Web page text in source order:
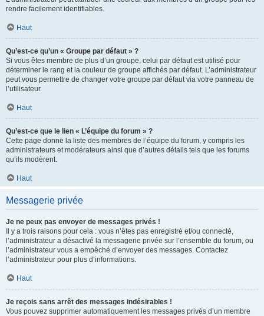
rendre facilement identifiables.
Haut
Qu’est-ce qu’un « Groupe par défaut » ?
Si vous êtes membre de plus d’un groupe, celui par défaut est utilisé pour
déterminer le rang et la couleur de groupe affichés par défaut. L’administrateur
peut vous permettre de changer votre groupe par défaut via votre panneau de
l’utilisateur.
Haut
Qu’est-ce que le lien « L’équipe du forum » ?
Cette page donne la liste des membres de l’équipe du forum, y compris les
administrateurs et modérateurs ainsi que d’autres détails tels que les forums
qu’ils modèrent.
Haut
Messagerie privée
Je ne peux pas envoyer de messages privés !
Il y a trois raisons pour cela : vous n’êtes pas enregistré et/ou connecté,
l’administrateur a désactivé la messagerie privée sur l’ensemble du forum, ou
l’administrateur vous a empêché d’envoyer des messages. Contactez
l’administrateur pour plus d’informations.
Haut
Je reçois sans arrêt des messages indésirables !
Vous pouvez supprimer automatiquement les messages privés d’un membre